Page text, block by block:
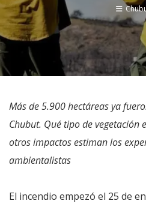
Más de 5.900 hectáreas ya
Chubut. Qué tipo de vegetación
otros impactos estiman los
ambientalistas
El incendio empezó el 25 de